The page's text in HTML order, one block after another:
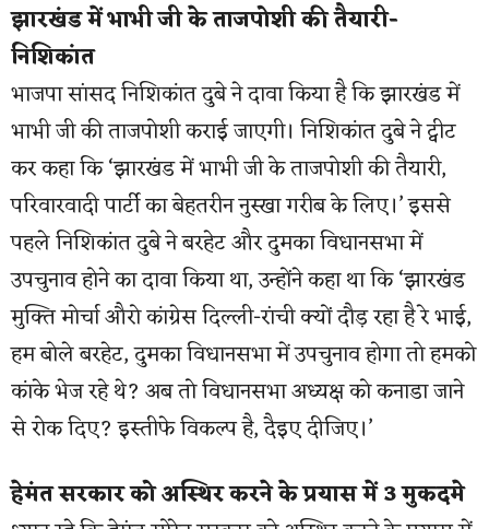
झारखंड में भाभी जी के ताजपोशी की तैयारी-
निशिकांत
भाजपा सांसद निशिकांत दुबे ने दावा किया है कि झारखंड में
भाभी जी की ताजपोशी कराई जाएगी। निशिकांत दुबे ने ट्वीट
कर कहा कि ‘झारखंड में भाभी जी के ताजपोशी की तैयारी,
परिवारवादी पार्टी का बेहतरीन नुस्खा गरीब के लिए।’ इससे
पहले निशिकांत दुबे ने बरहेट और दुमका विधानसभा में
उपचुनाव होने का दावा किया था, उन्होंने कहा था कि ‘झारखंड
मुक्ति मोर्चा औरो कांग्रेस दिल्ली-रांची क्यों दौड़ रहा है रे भाई,
हम बोले बरहेट, दुमका विधानसभा में उपचुनाव होगा तो हमको
कांके भेज रहे थे? अब तो विधानसभा अध्यक्ष को कनाडा जाने
से रोक दिए? इस्तीफे विकल्प है, दैइए दीजिए।’
हेमंत सरकार को अस्थिर करने के प्रयास में 3 मुकदमे